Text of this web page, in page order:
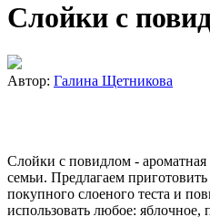
Слойки с
Автор: Галина Щетникова
Слойки с повидлом - ароматная
семьи. Предлагаем
покупного слоеного теста и
использовать любое: яблочное,